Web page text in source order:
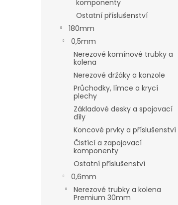
komponenty
Ostatní příslušenství
180mm
0,5mm
Nerezové komínové trubky a
kolena
Nerezové držáky a konzole
Průchodky, límce a krycí
plechy
Základové desky a spojovací
díly
Koncové prvky a příslušenství
Čistící a zapojovací
komponenty
Ostatní příslušenství
0,6mm
Nerezové trubky a kolena
Premium 30mm